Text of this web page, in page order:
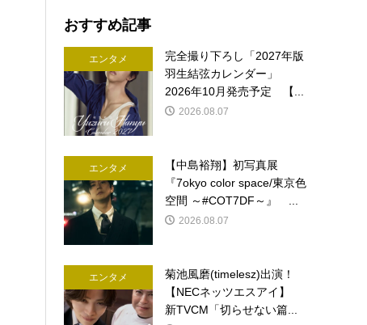
おすすめ記事
エンタメ
完全撮り下ろし「2027年版
羽生結弦カレンダー」
2026年10月発売予定 【...
2026.08.07
エンタメ
【中島裕翔】初写真展
『7okyo color space/東京色
空間 ～#COT7DF～』 ...
2026.08.07
エンタメ
菊池風磨(timelesz)出演！
【NECネッツエスアイ】
新TVCM「切らせない篇...